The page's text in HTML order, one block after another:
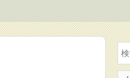
検
索: